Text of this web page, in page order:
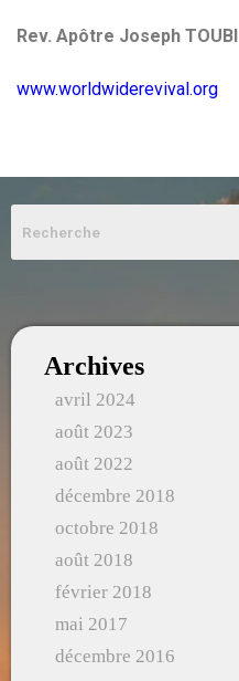
Rev. Apôtre Joseph TOUBI
www.worldwiderevival.org
Archives
avril 2024
août 2023
août 2022
décembre 2018
octobre 2018
août 2018
février 2018
mai 2017
décembre 2016